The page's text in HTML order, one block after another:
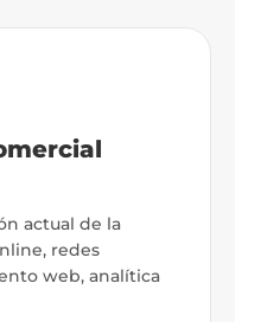
actual de la
redes
web, analítica